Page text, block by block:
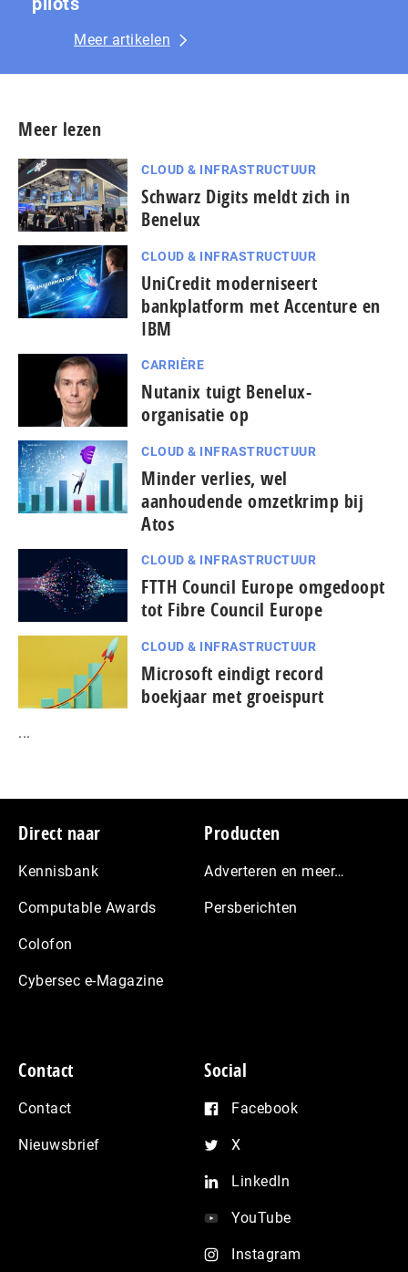
Meer artikelen
Meer lezen
CLOUD & INFRASTRUCTUUR
Schwarz Digits meldt zich in
Benelux
CLOUD & INFRASTRUCTUUR
UniCredit moderniseert
bankplatform met Accenture en
IBM
CARRIÈRE
Nutanix tuigt Benelux-
organisatie op
CLOUD & INFRASTRUCTUUR
Minder verlies, wel
aanhoudende omzetkrimp bij
Atos
CLOUD & INFRASTRUCTUUR
FTTH Council Europe omgedoopt
tot Fibre Council Europe
CLOUD & INFRASTRUCTUUR
Microsoft eindigt record
boekjaar met groeispurt
...
Footer
Direct naar
Kennisbank
Computable Awards
Colofon
Cybersec e-Magazine
Producten
Adverteren en meer…
Persberichten
Contact
Contact
Nieuwsbrief
Social
Facebook
X
LinkedIn
YouTube
Instagram